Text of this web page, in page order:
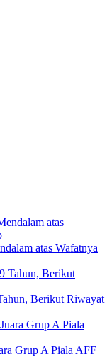
atas Wafatnya
Berikut Riwayat
Grup A Piala AFF